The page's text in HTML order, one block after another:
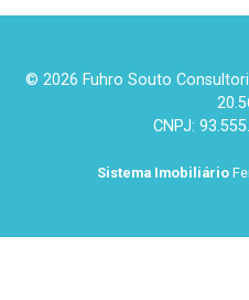
© 2026 Fuhro Souto
CNPJ:
Sistema Imobiliário